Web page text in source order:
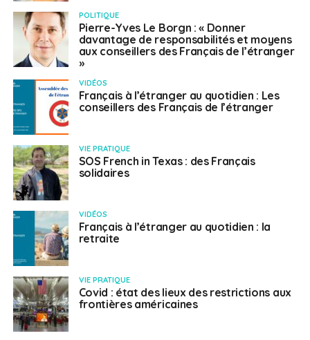
POLITIQUE
Pierre-Yves Le Borgn : « Donner
davantage de responsabilités et moyens
aux conseillers des Français de l’étranger
»
VIDÉOS
Français à l’étranger au quotidien : Les
conseillers des Français de l’étranger
VIE PRATIQUE
SOS French in Texas : des Français
solidaires
VIDÉOS
Français à l’étranger au quotidien : la
retraite
VIE PRATIQUE
Covid : état des lieux des restrictions aux
frontières américaines